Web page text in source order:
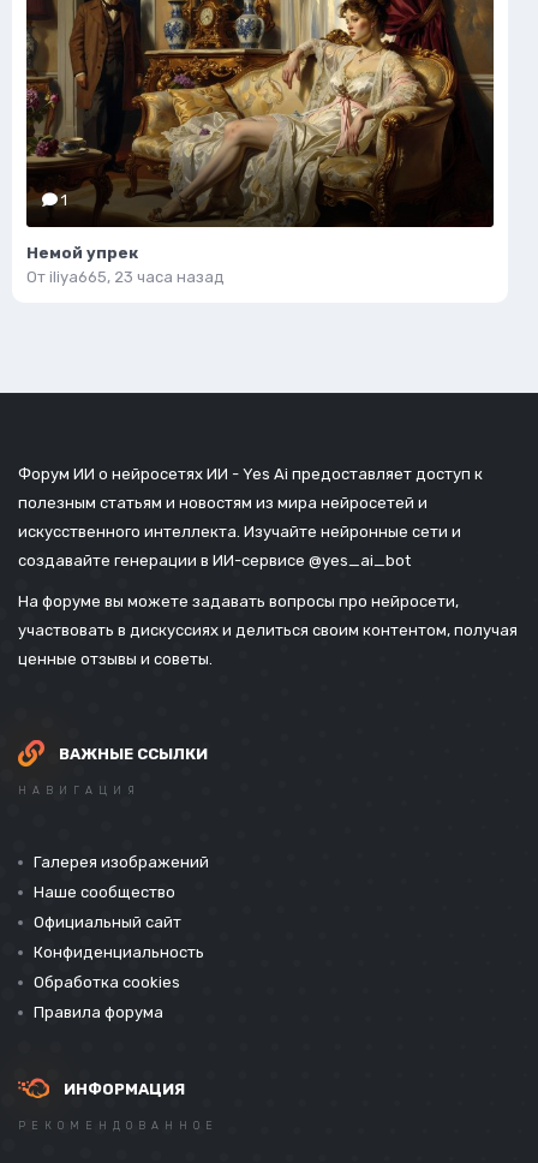
1
Немой упрек
От iliya665, 23 часа назад
Форум ИИ о нейросетях ИИ - Yes Ai предоставляет доступ к
полезным статьям и новостям из мира нейросетей и
искусственного интеллекта. Изучайте нейронные сети и
создавайте генерации в ИИ-сервисе @yes_ai_bot
На форуме вы можете задавать вопросы про нейросети,
участвовать в дискуссиях и делиться своим контентом, получая
ценные отзывы и советы.
ВАЖНЫЕ ССЫЛКИ
НАВИГАЦИЯ
Галерея изображений
Наше сообщество
Официальный сайт
Конфиденциальность
Обработка cookies
Правила форума
ИНФОРМАЦИЯ
РЕКОМЕНДОВАННОЕ